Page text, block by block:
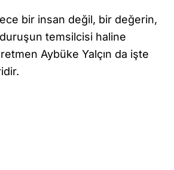
bir insan değil, bir değerin,
temsilcisi haline
Aybüke Yalçın da işte